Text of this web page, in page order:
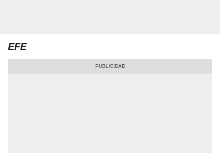
EFE